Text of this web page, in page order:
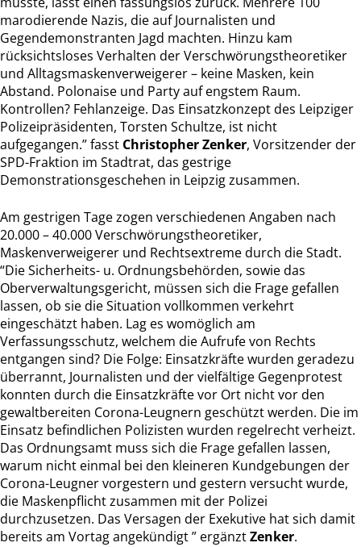
marodierende Nazis, die auf Journalisten und
Gegendemonstranten Jagd machten. Hinzu kam
rücksichtsloses Verhalten der Verschwörungstheoretiker
und Alltagsmaskenverweigerer – keine Masken, kein
Abstand. Polonaise und Party auf engstem Raum.
Kontrollen? Fehlanzeige. Das Einsatzkonzept des Leipziger
Polizeipräsidenten, Torsten Schultze, ist nicht
aufgegangen.” fasst Christopher Zenker, Vorsitzender der
SPD-Fraktion im Stadtrat, das gestrige
Demonstrationsgeschehen in Leipzig zusammen.
Am gestrigen Tage zogen verschiedenen Angaben nach
20.000 – 40.000 Verschwörungstheoretiker,
Maskenverweigerer und Rechtsextreme durch die Stadt.
“Die Sicherheits- u. Ordnungsbehörden, sowie das
Oberverwaltungsgericht, müssen sich die Frage gefallen
lassen, ob sie die Situation vollkommen verkehrt
eingeschätzt haben. Lag es womöglich am
Verfassungsschutz, welchem die Aufrufe von Rechts
entgangen sind? Die Folge: Einsatzkräfte wurden geradezu
überrannt, Journalisten und der vielfältige Gegenprotest
konnten durch die Einsatzkräfte vor Ort nicht vor den
gewaltbereiten Corona-Leugnern geschützt werden. Die im
Einsatz befindlichen Polizisten wurden regelrecht verheizt.
Das Ordnungsamt muss sich die Frage gefallen lassen,
warum nicht einmal bei den kleineren Kundgebungen der
Corona-Leugner vorgestern und gestern versucht wurde,
die Maskenpflicht zusammen mit der Polizei
durchzusetzen. Das Versagen der Exekutive hat sich damit
bereits am Vortag angekündigt ” ergänztZenker.